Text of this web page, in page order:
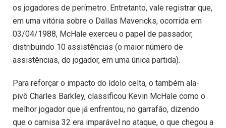
os jogadores de perímetro. Entretanto, vale registrar que,
em uma vitória sobre o Dallas Mavericks, ocorrida em
03/04/1988, McHale exerceu o papel de passador,
distribuindo 10 assistências (o maior número de
assistências, do jogador, em uma única partida).
Para reforçar o impacto do ídolo celta, o também ala-
pivô Charles Barkley, classificou Kevin McHale como o
melhor jogador que já enfrentou, no garrafão, dizendo
que o camisa 32 era imparável no ataque, o que chegou a